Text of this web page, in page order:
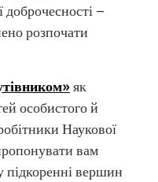
доброчесності –
розпочати
як
особистого й
Наукової
вам
підкоренні вершин